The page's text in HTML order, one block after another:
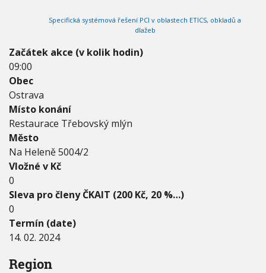
-
1
4
.
0
2
.
2
0
2
4
Specifická systémová řešení PCI v oblastech ETICS, obkladů a
dlažeb
Začátek akce (v kolik hodin)
09:00
Obec
Ostrava
Místo konání
Restaurace Třebovský mlýn
Město
Na Heleně 5004/2
Vložné v Kč
0
Sleva pro členy ČKAIT (200 Kč, 20 %…)
0
Termín (date)
14. 02. 2024
Region